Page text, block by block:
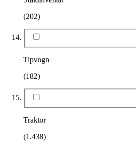
(202)
Tipvogn
(182)
Traktor
(1.438)